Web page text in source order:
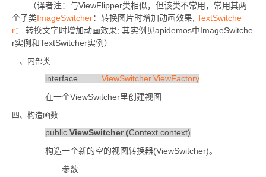
（译者注：与ViewFlipper类相似，但该类不常用，常用其两
个子类ImageSwitcher：转换图片时增加动画效果; TextSwitche
r： 转换文字时增加动画效果; 其实例见apidemos中ImageSwitche
r实例和TextSwitcher实例 ）
三、内部类
interface ViewSwitcher.ViewFactory
在一个ViewSwitcher里创建视图
四、构造函数
public ViewSwitcher(Context context)
构造一个新的空的视图转换器(ViewSwitcher)。
参数